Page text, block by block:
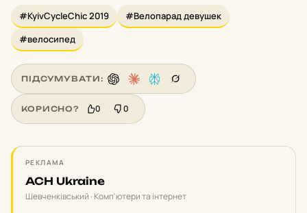
#KyivCycleChic 2019
#Велопарад девушек
#велосипед
ПІДСУМУВАТИ:
КОРИСНО? 0 0
РЕКЛАМА
ACH Ukraine
Шевченківський · Комп'ютери та інтернет